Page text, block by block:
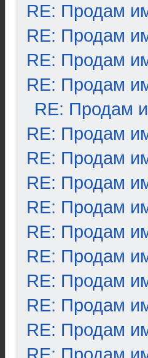
RE: Продам
RE: Продам
RE: Продам
RE: Продам
RE: Продам
RE: Продам
RE: Продам
RE: Продам
RE: Продам
RE: Продам
RE: Продам
RE: Продам
RE: Продам
RE: Продам